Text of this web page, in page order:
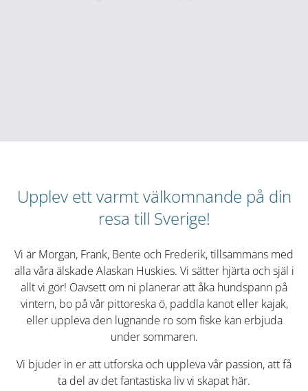
Upplev ett varmt välkomnande på din
resa till Sverige!
Vi är Morgan, Frank, Bente och Frederik, tillsammans med
alla våra älskade Alaskan Huskies. Vi sätter hjärta och själ i
allt vi gör! Oavsett om ni planerar att åka hundspann på
vintern, bo på vår pittoreska ö, paddla kanot eller kajak,
eller uppleva den lugnande ro som fiske kan erbjuda
under sommaren.
Vi bjuder in er att utforska och uppleva vår passion, att få
ta del av det fantastiska liv vi skapat här.